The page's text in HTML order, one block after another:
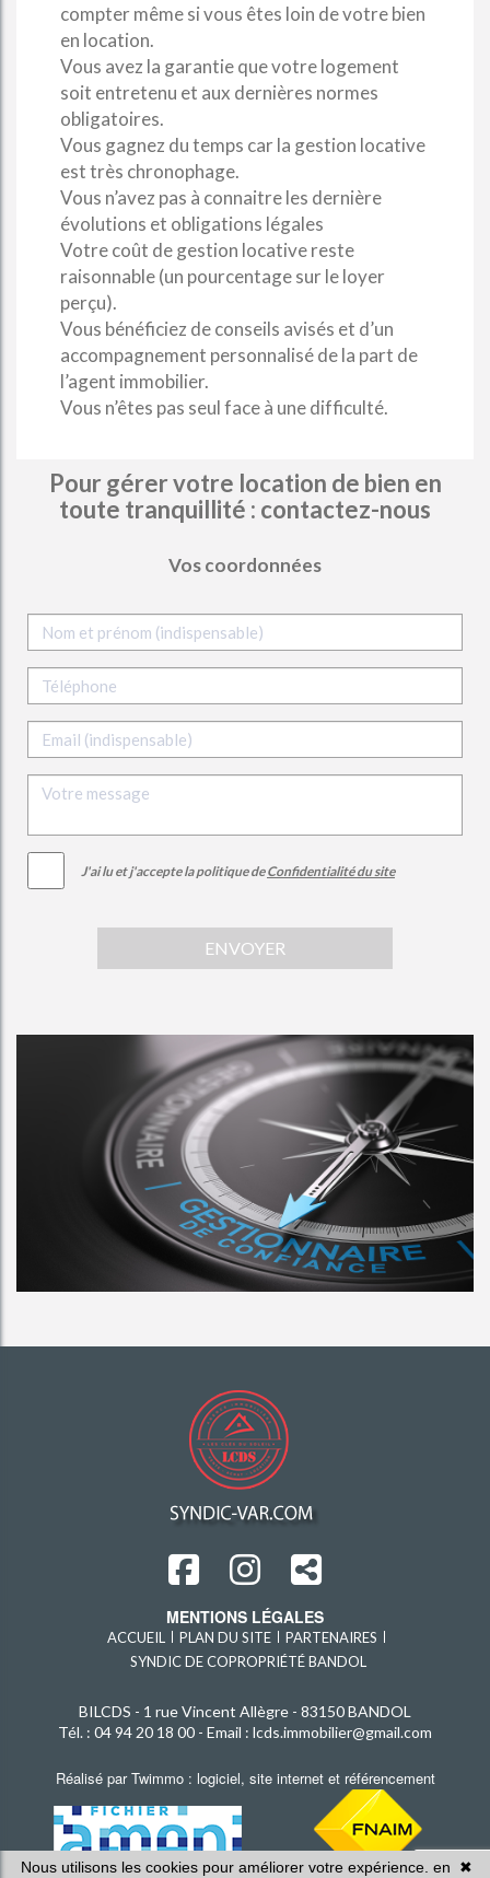
compter même si vous êtes loin de votre bien
en location.
Vous avez la garantie que votre logement
soit entretenu et aux dernières normes
obligatoires.
Vous gagnez du temps car la gestion locative
est très chronophage.
Vous n’avez pas à connaitre les dernière
évolutions et obligations légales
Votre coût de gestion locative reste
raisonnable (un pourcentage sur le loyer
perçu).
Vous bénéficiez de conseils avisés et d’un
accompagnement personnalisé de la part de
l’agent immobilier.
Vous n’êtes pas seul face à une difficulté.
Pour gérer votre location de bien en
toute tranquillité : contactez-nous
Vos coordonnées
Votre message
J'ai lu et j'accepte la politique deConfidentialité du site
ENVOYER
MENTIONS LÉGALES
ACCUEIL PLAN DU SITE
PARTENAIRES
SYNDIC DE COPROPRIÉTÉ BANDOL
BILCDS - 1 rue Vincent Allègre - 83150 BANDOL
Tél. : 04 94 20 18 00 - Email : lcds.immobilier@gmail.com
Réalisé par Twimmo : logiciel, site internet et référencement
✖
Nous utilisons les cookies pour améliorer votre expérience. en